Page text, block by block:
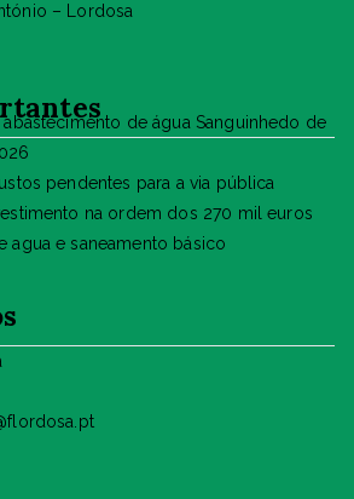
– Lordosa
de água Sanguinhedo de
pendentes para a via pública
na ordem dos 270 mil euros
agua e saneamento básico